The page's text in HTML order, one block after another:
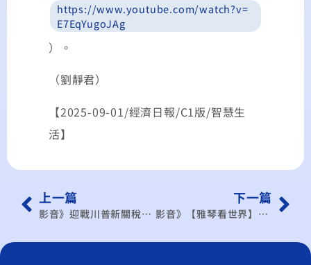
https://www.youtube.com/watch?v=
E7EqYugoJAg
）。
（劉靜君）
【2025-09-01/經濟日報/C1版/智慧生
活】
上一篇
影音》迎戰川普新關稅，企業關鍵生存戰！涵蓋半導體、傳產與區域布局，經濟專家徐遵慈全方位解析《黑天鵝學院EP257》徐遵慈
下一篇
影音》【雅琴看世界】川普、李在明首度交鋒！雅琴看世界解析！／232關稅雷聲大雨點小？台積電有望被豁免？／劍指柯建銘？總召改選連署書誰發起？／北市機器狗急喊停！來自「宇樹科技」引資安風暴